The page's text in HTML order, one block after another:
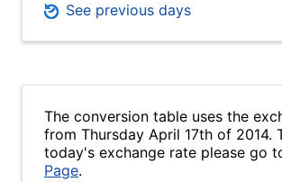
See previous days
The conversion table uses the
from Thursday April 17th of 2014.
today's exchange rate please go
Page.